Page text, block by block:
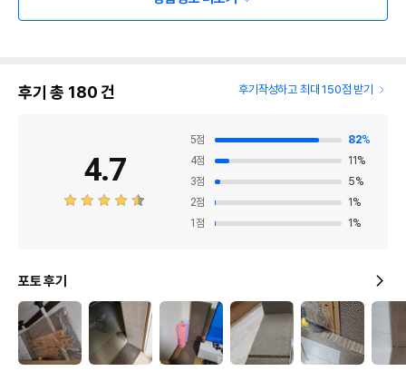
후기 총 180건 후기작성하고 최대 150점 받기
4.7
5점 82%
4점 11 %
3점 5%
2점 1 %
1 점 1 %
포토 후기